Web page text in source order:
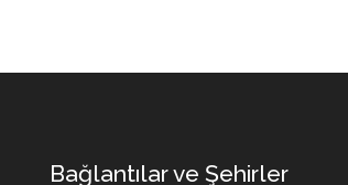
Bağlantılar ve Şehirler